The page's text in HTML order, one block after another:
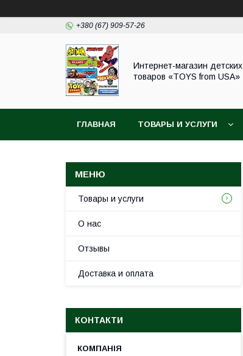
+380 (67) 909-57-26
Интернет-магазин детских
товаров «TOYS from USA»
ГЛАВНАЯ ТОВАРЫ И УСЛУГИ
Товары и услуги
О нас
Отзывы
Доставка и оплата
КОНТАКТИ